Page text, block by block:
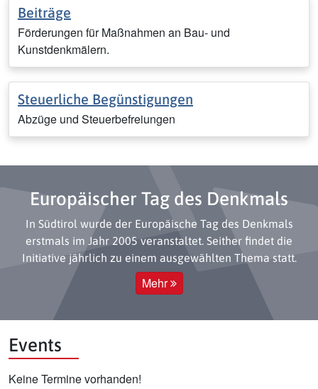
Beiträge
Förderungen für Maßnahmen an Bau- und
Kunstdenkmälern.
Steuerliche Begünstigungen
Abzüge und Steuerbefreiungen
Europäischer Tag des Denkmals
In Südtirol wurde der Europäische Tag des Denkmals
erstmals im Jahr 2005 veranstaltet. Seither findet die
Initiative jährlich zu einem ausgewählten Thema statt.
Mehr
Events
Keine Termine vorhanden!